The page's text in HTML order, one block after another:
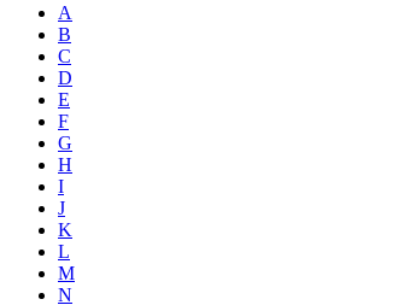
A
B
C
D
E
F
G
H
I
J
K
L
M
N